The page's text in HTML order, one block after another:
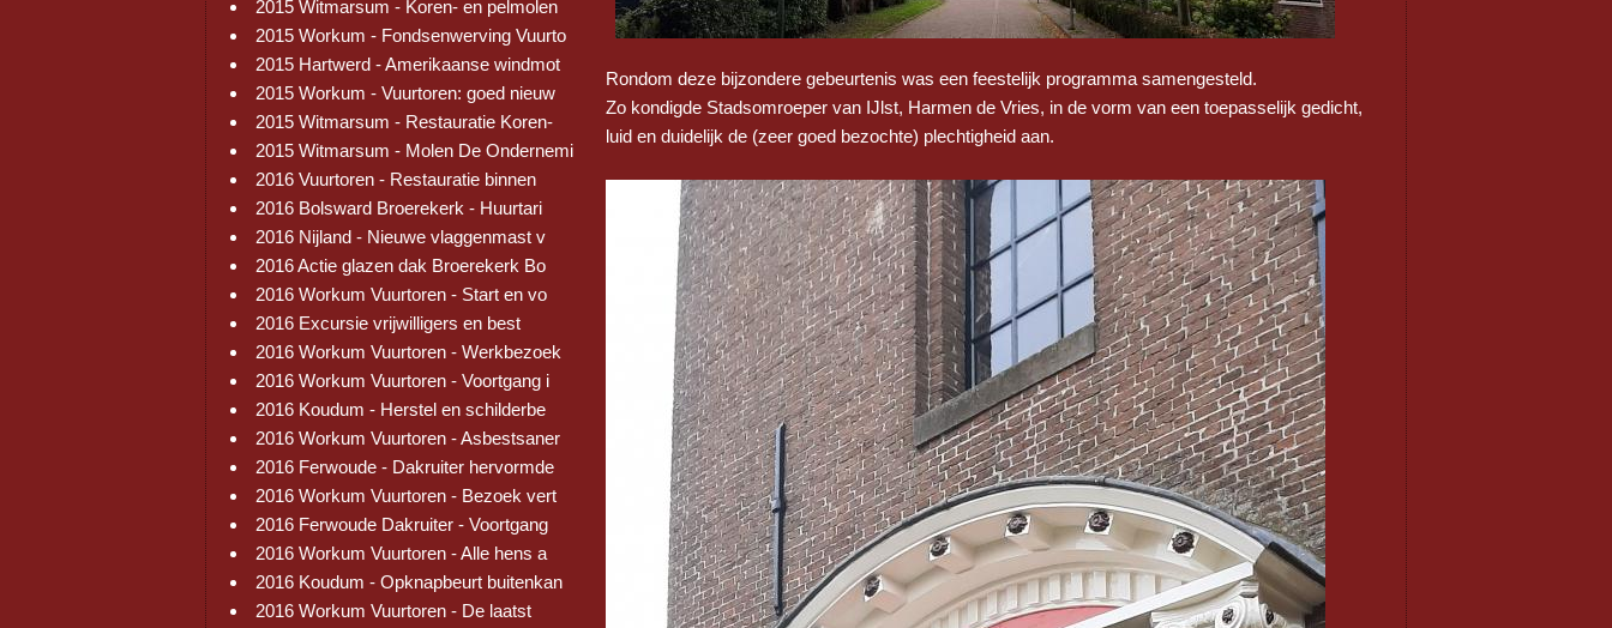
2015 Witmarsum - Koren- en pelmolen
2015 Workum - Fondsenwerving Vuurto
2015 Hartwerd - Amerikaanse windmot
2015 Workum - Vuurtoren: goed nieuw
2015 Witmarsum - Restauratie Koren-
2015 Witmarsum - Molen De Ondernemi
2016 Vuurtoren - Restauratie binnen
2016 Bolsward Broerekerk - Huurtari
2016 Nijland - Nieuwe vlaggenmast v
2016 Actie glazen dak Broerekerk Bo
2016 Workum Vuurtoren - Start en vo
2016 Excursie vrijwilligers en best
2016 Workum Vuurtoren - Werkbezoek
2016 Workum Vuurtoren - Voortgang i
2016 Koudum - Herstel en schilderbe
2016 Workum Vuurtoren - Asbestsaner
2016 Ferwoude - Dakruiter hervormde
2016 Workum Vuurtoren - Bezoek vert
2016 Ferwoude Dakruiter - Voortgang
2016 Workum Vuurtoren - Alle hens a
2016 Koudum - Opknapbeurt buitenkan
2016 Workum Vuurtoren - De laatst
Rondom deze bijzondere gebeurtenis was een feestelijk programma samengesteld.
Zo kondigde Stadsomroeper van IJlst, Harmen de Vries, in de vorm van een toepasselijk gedicht,
luid en duidelijk de (zeer goed bezochte) plechtigheid aan.